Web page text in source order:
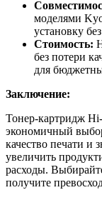
моделями
установку
Стоимость:
без потери
для
Заключение:
Тонер-картридж
экономичный
качество печати и
увеличить
расходы.
получите